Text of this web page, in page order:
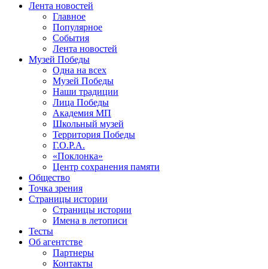
Лента новостей
Главное
Популярное
События
Лента новостей
Музей Победы
Одна на всех
Музей Победы
Наши традиции
Лица Победы
Академия МП
Школьный музей
Территория Победы
Г.О.Р.А.
«Поклонка»
Центр сохранения памяти
Общество
Точка зрения
Страницы истории
Страницы истории
Имена в летописи
Тесты
Об агентстве
Партнеры
Контакты